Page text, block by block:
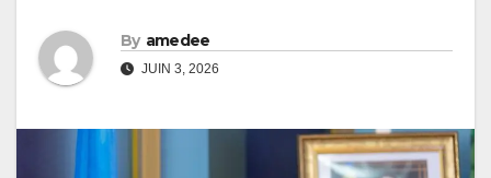
By amedee
JUIN 3, 2026